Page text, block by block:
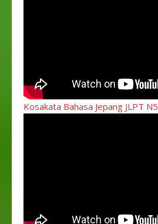
Kosakata Bahasa Jepang JLPT N5